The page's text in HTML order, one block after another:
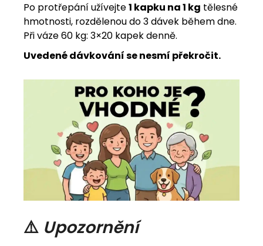
Po protřepání užívejte1 kapku na 1 kg tělesné
hmotnosti, rozdělenou do 3 dávek během dne.
Při váze 60 kg: 3×20 kapek denně.
Uvedené dávkování se nesmí překročit.
⚠️ Upozornění